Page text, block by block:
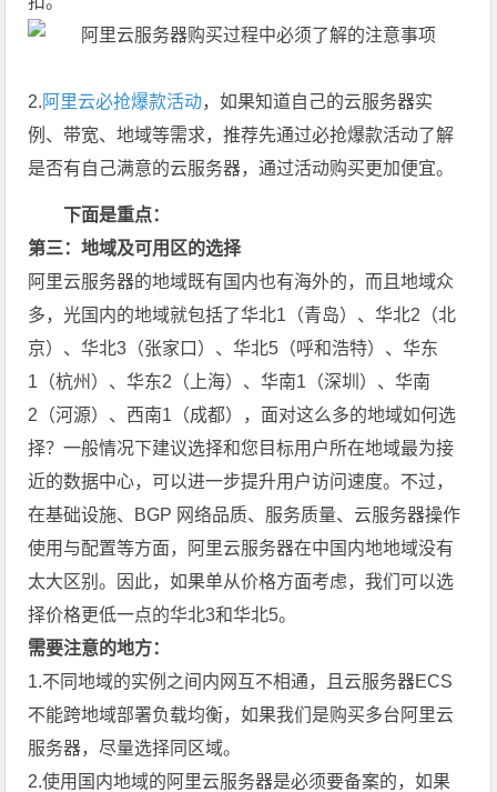
2. 阿里云必抢爆款活动，如果知道自己的云服务器实
例、带宽、地域等需求，推荐先通过必抢爆款活动了解
是否有自己满意的云服务器，通过活动购买更加便宜。
下面是重点：
第三：地域及可用区的选择
阿里云服务器的地域既有国内也有海外的，而且地域众
多，光国内的地域就包括了华北1（青岛）、华北2（北
京）、华北3（张家口）、华北5（呼和浩特）、华东
1（杭州）、华东2（上海）、华南1（深圳）、华南
2（河源）、西南1（成都），面对这么多的地域如何选
择？一般情况下建议选择和您目标用户所在地域最为接
近的数据中心，可以进一步提升用户访问速度。不过，
在基础设施、BGP 网络品质、服务质量、云服务器操作
使用与配置等方面，阿里云服务器在中国内地地域没有
太大区别。因此，如果单从价格方面考虑，我们可以选
择价格更低一点的华北3和华北5。
需要注意的地方：
1.不同地域的实例之间内网互不相通，且云服务器ECS
不能跨地域部署负载均衡，如果我们是购买多台阿里云
服务器，尽量选择同区域。
2.使用国内地域的阿里云服务器是必须要备案的，如果